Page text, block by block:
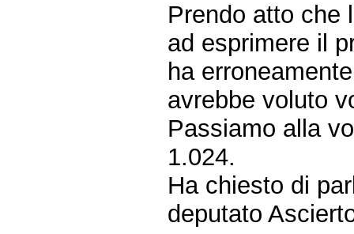
Prendo atto che
ad esprimere il
ha
avrebbe voluto
Passiamo alla
1.024.
Ha chiesto di
deputato